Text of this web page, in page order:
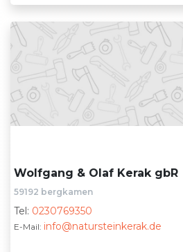
Wolfgang & Olaf Kerak gbR
59192 bergkamen
Tel: 0230769350
E-Mail: info@natursteinkerak.de